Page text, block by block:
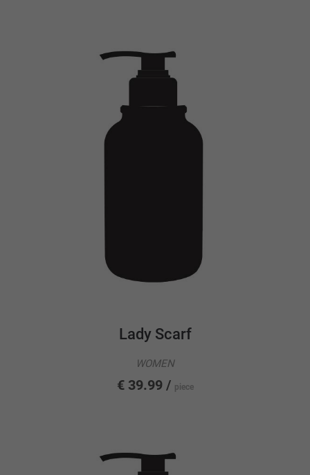
Lady Scarf
WOMEN
€ 39.99 / piece